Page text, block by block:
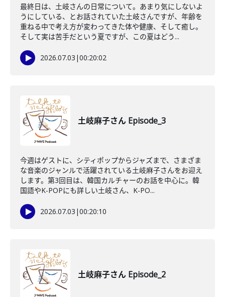
最終日は、土岐さんの日常について。あまり気にしないよ
うにしている、とお話されていた土岐さんですが、年齢を
重ねる中で考え方が変わってきた体や健康、そして癒し。
そして実は苦手だという夏ですが、この夏はどう...
2026.07.03 |00:20:02
土岐麻子さん Episode_3
今週はゲストに、シティポップからジャズまで、さまざま
な音楽のジャンルで活躍されている土岐麻子さんをお迎え
します。第3回目は、韓国カルチャーのお話を中心に。韓
国語やK-POPにも詳しい土岐さん、K-PO...
2026.07.03 |00:20:10
土岐麻子さん Episode_2